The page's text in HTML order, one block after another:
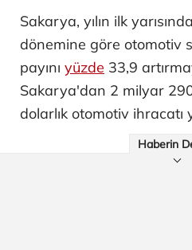
Sakarya, yılın ilk
dönemine göre otomotiv
payını yüzde 33,9
Sakarya'dan 2 milyar
dolarlık otomotiv ihracatı
Haberin